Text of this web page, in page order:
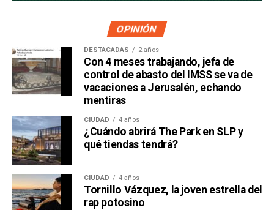
OPINIÓN
DESTACADAS 2 años
Con 4 meses trabajando, jefa de
control de abasto del IMSS se va de
vacaciones a Jerusalén, echando
mentiras
CIUDAD 4 años
¿Cuándo abrirá The Park en SLP y
qué tiendas tendrá?
CIUDAD 4 años
Tornillo Vázquez, la joven estrella del
rap potosino